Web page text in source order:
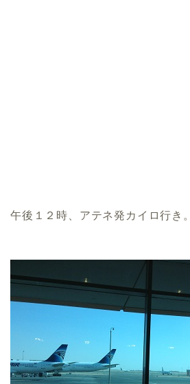
午後１２時、アテネ発カイロ行き。